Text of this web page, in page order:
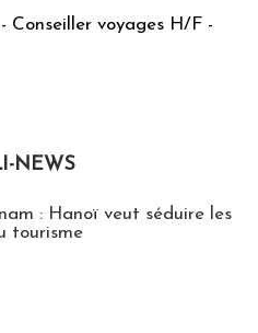
Conseiller voyages H/F -
NEWS
: Hanoï veut séduire les
tourisme